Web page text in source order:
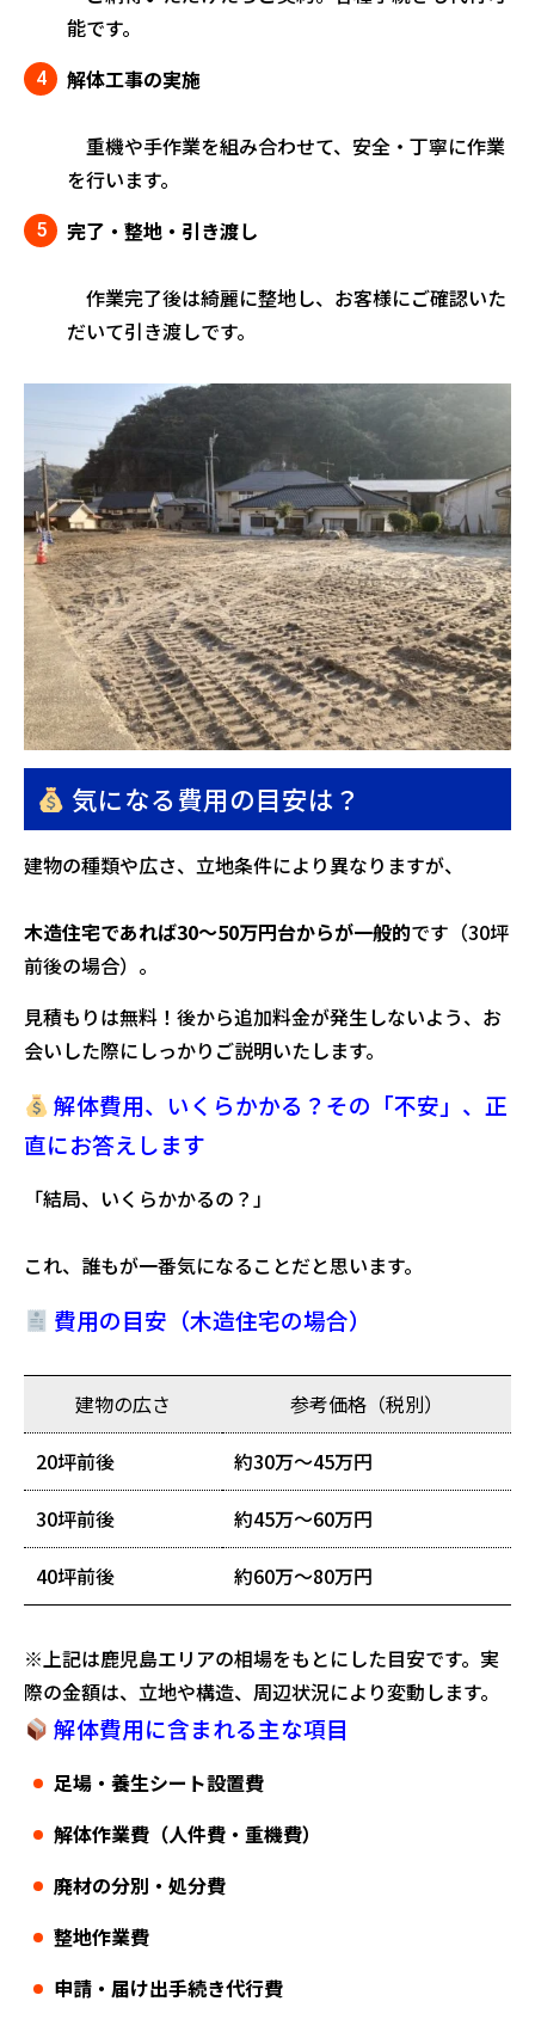
能です。
解体工事の実施
重機や手作業を組み合わせて、安全・丁寧に作業
を行います。
完了・整地・引き渡し
作業完了後は綺麗に整地し、お客様にご確認いた
だいて引き渡しです。
気になる費用の目安は？
建物の種類や広さ、立地条件により異なりますが、
木造住宅であれば30〜50万円台からが一般的です（30坪
前後の場合）。
見積もりは無料！後から追加料金が発生しないよう、お
会いした際にしっかりご説明いたします。
解体費用、いくらかかる？その「不安」、正
直にお答えします
「結局、いくらかかるの？」
これ、誰もが一番気になることだと思います。
費用の目安（木造住宅の場合）
建物の広さ
参考価格（税別）
20坪前後
約30万〜45万円
30坪前後
約45万〜60万円
40坪前後
約60万〜80万円
※上記は鹿児島エリアの相場をもとにした目安です。実
際の金額は、立地や構造、周辺状況により変動します。
解体費用に含まれる主な項目
足場・養生シート設置費
解体作業費（人件費・重機費）
廃材の分別・処分費
整地作業費
申請・届け出手続き代行費